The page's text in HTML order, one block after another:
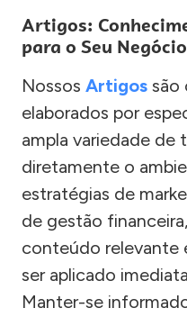
Artigos:
para o Seu Negócio
Nossos Artigos são
elaborados por
ampla variedade de
diretamente o
estratégias de
de gestão
conteúdo relevante
ser aplicado
Manter-se